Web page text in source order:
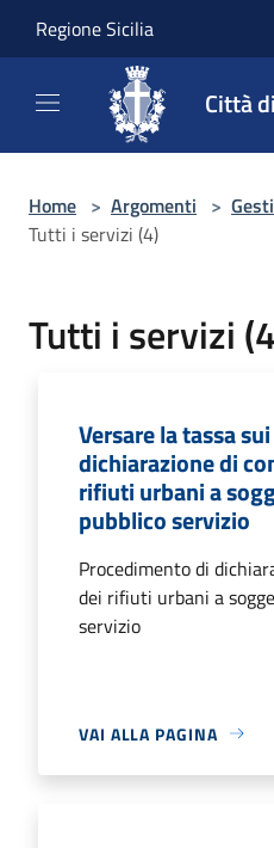
Regione Sicilia
Città
Home > Argomenti >
Tutti i servizi (4)
Tutti i servizi
Versare la tassa
dichiarazione di
rifiuti urbani a
pubblico servizio
Procedimento di
dei rifiuti urbani a
servizio
VAI ALLA PAGINA